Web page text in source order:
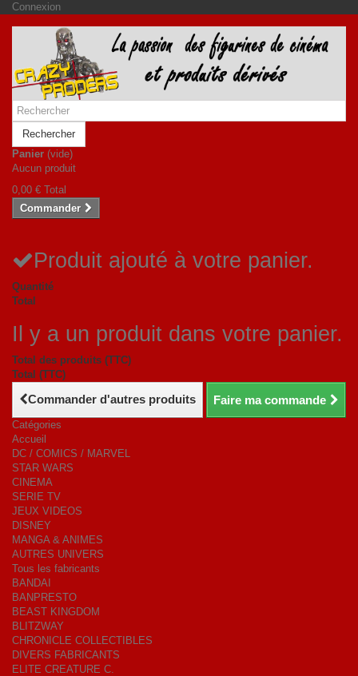
Connexion
Rechercher
Panier (vide)
Aucun produit
0,00 € Total
Commander
Produit ajouté à votre panier.
Quantité
Total
Il y a un produit dans votre panier.
Total des produits (TTC)
Total (TTC)
Commander d'autres produits Faire ma commande
Catégories
Accueil
DC / COMICS / MARVEL
STAR WARS
CINEMA
SERIE TV
JEUX VIDEOS
DISNEY
MANGA & ANIMES
AUTRES UNIVERS
Tous les fabricants
BANDAI
BANPRESTO
BEAST KINGDOM
BLITZWAY
CHRONICLE COLLECTIBLES
DIVERS FABRICANTS
ELITE CREATURE C.